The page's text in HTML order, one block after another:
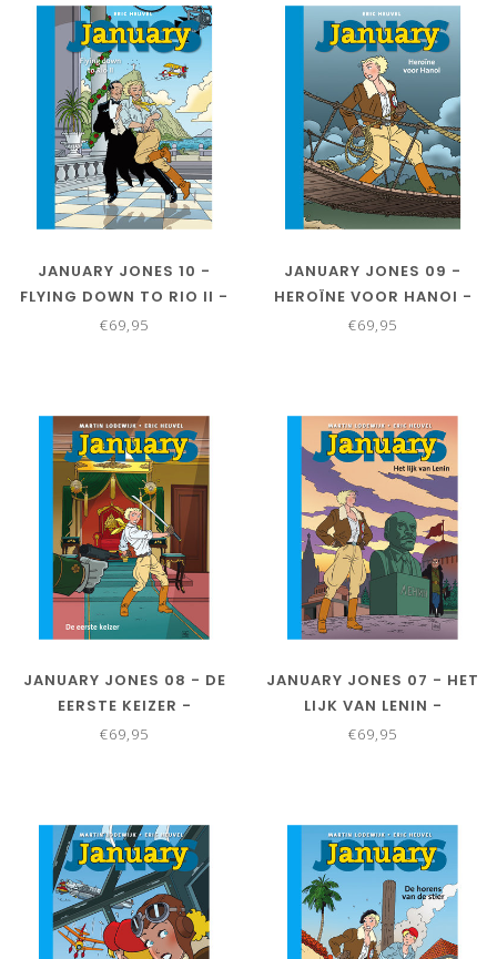
JANUARY JONES 10 -
FLYING DOWN TO RIO II -
COLLECTORS EDITIE
€69,95
JANUARY JONES 09 -
HEROÏNE VOOR HANOI -
COLLECTORS EDITIE
€69,95
JANUARY JONES 08 - DE
EERSTE KEIZER -
COLLECTORS EDITIE
€69,95
JANUARY JONES 07 - HET
LIJK VAN LENIN -
COLLECTORS EDITIE
€69,95